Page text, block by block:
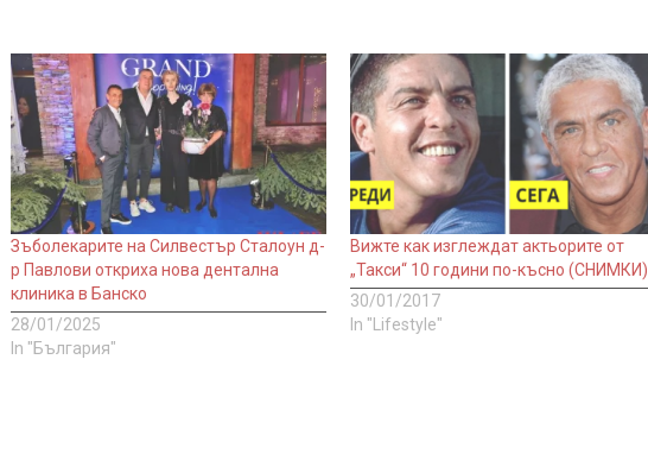
Зъболекарите на Силвестър Сталоун д-
р Павлови откриха нова дентална
клиника в Банско
28/01/2025
In "България"
Вижте как изглеждат актьорите от
„Такси“ 10 години по-късно (СНИМКИ)
30/01/2017
In "Lifestyle"